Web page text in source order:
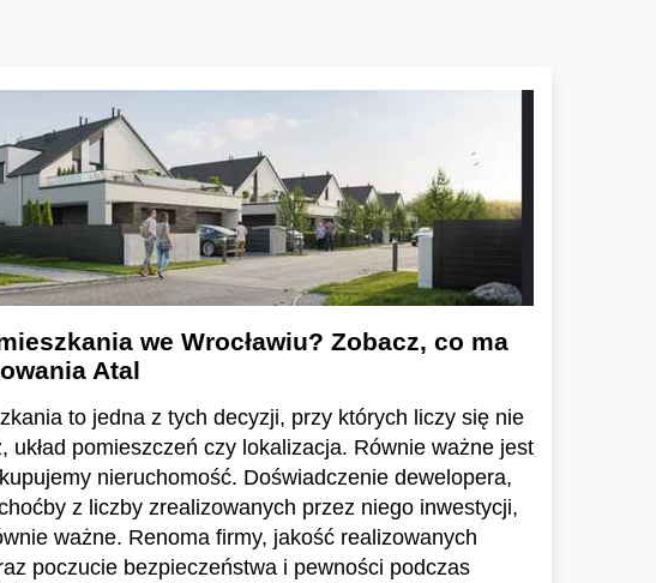
we Wrocławiu? Zobacz, co ma
Atal
to jedna z tych decyzji, przy których liczy się nie
układ pomieszczeń czy lokalizacja. Równie ważne jest
nieruchomość. Doświadczenie dewelopera,
z liczby zrealizowanych przez niego inwestycji,
ważne. Renoma firmy, jakość realizowanych
poczucie bezpieczeństwa i pewności podczas